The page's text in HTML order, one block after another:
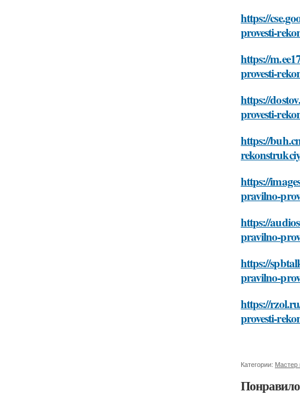
https://
provesti-
https://
provesti-
https://
provesti-
https://
https://
pravilno-
https://
pravilno-
https://
pravilno-
https://
provesti-
Категории: Мастер